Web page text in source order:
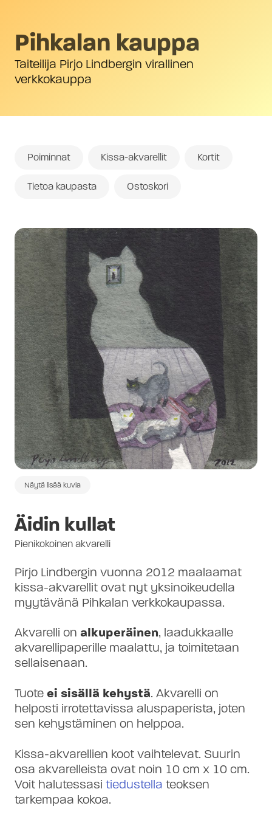
Pihkalan kauppa
Taiteilija Pirjo Lindbergin virallinen
verkkokauppa
Poiminnat Kissa-akvarellit Kortit
Tietoa kaupasta Ostoskori
Näytä lisää kuvia
Äidin kullat
Pienikokoinen akvarelli
Pirjo Lindbergin vuonna 2012 maalaamat
kissa-akvarellit ovat nyt yksinoikeudella
myytävänä Pihkalan verkkokaupassa.
Akvarelli on alkuperäinen, laadukkaalle
akvarellipaperille maalattu, ja toimitetaan
sellaisenaan.
Tuote ei sisällä kehystä. Akvarelli on
helposti irrotettavissa aluspaperista, joten
sen kehystäminen on helppoa.
Kissa-akvarellien koot vaihtelevat. Suurin
osa akvarelleista ovat noin 10 cm × 10 cm.
Voit halutessasi tiedustella teoksen
tarkempaa kokoa.